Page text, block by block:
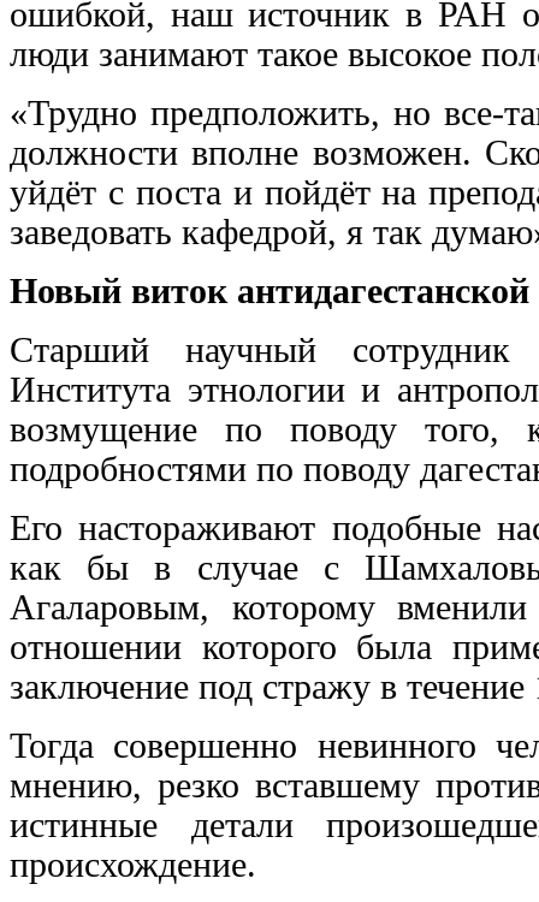
ошибкой, наш источник в РАН
люди занимают такое высокое
«Трудно предположить, но все-
должности вполне возможен.
уйдёт с поста и пойдёт на
заведовать кафедрой, я так
Новый виток антидагестанской
Старший научный сотрудник
Института этнологии и
возмущение по поводу того,
подробностями по поводу
Его настораживают подобные
как бы в случае с
Агаларовым, которому
отношении которого была
заключение под стражу в течение
Тогда совершенно невинного
мнению, резко вставшему
истинные детали
происхождение.